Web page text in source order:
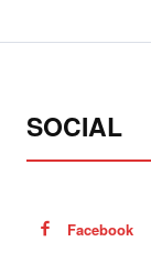
SOCIAL
Facebook